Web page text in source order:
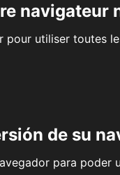
navigateur
pour utiliser toutes
de su
para